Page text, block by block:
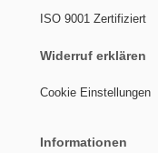
ISO 9001 Zertifiziert
Widerruf erklären
Cookie Einstellungen
Informationen